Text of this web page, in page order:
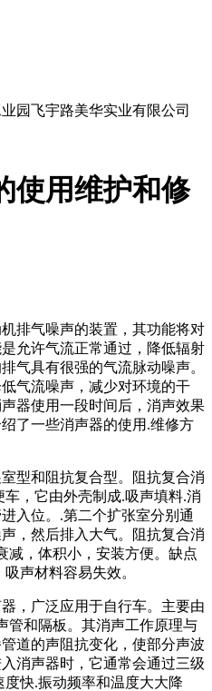
园飞宇路美华实业有限公司
使用维护和修
排气噪声的装置，其功能将对
允许气流正常通过，降低辐射
气具有很强的气流脉动噪声。
气流噪声，减少对环境的干
器使用一段时间后，消声效果
了一些消声器的使用.维修方
型和阻抗复合型。阻抗复合消
，它由外壳制成.吸声填料.消
入位。.第二个扩张室分别通
，然后排入大气。阻抗复合消
减，体积小，安装方便。缺点
声材料容易失效。
，广泛应用于自行车。主要由
管和隔板。其消声工作原理与
道的声阻抗变化，使部分声波
消声器时，它通常会通过三级
快.振动频率和温度大大降